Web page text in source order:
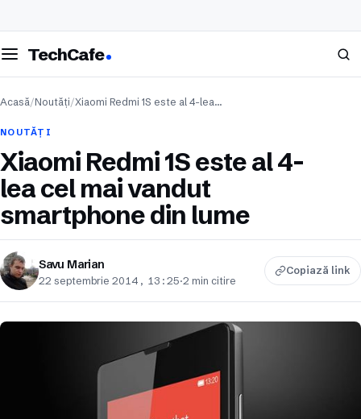
meniul
TechCafe Caută
Acasă/Noutăți/Xiaomi Redmi 1S este al 4-lea…
NOUTĂȚI
Xiaomi Redmi 1S este al 4-
lea cel mai vandut
smartphone din lume
Savu Marian
22 septembrie 2014, 13:25·2 min citire
Copiază link